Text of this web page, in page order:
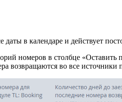
в календаре и действует
номеров в столбце
возвращаются во все источники